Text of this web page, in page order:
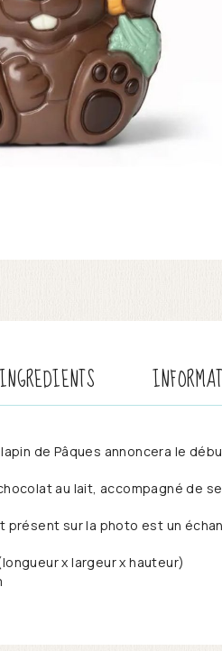
INGREDIENTS
de Pâques annoncera le
au lait, accompagné de
présent sur la photo est un
x largeur x hauteur)